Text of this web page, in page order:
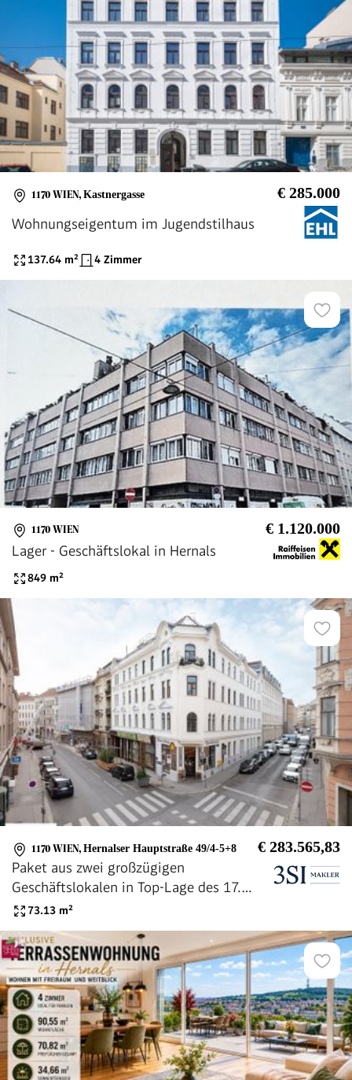
1170 WIEN, Kastnergasse € 285.000
Wohnungseigentum im Jugendstilhaus
137.64 m² 4 Zimmer
1170 WIEN € 1.120.000
Lager - Geschäftslokal in Hernals
849 m²
1170 WIEN, Hernalser Hauptstraße 49/4-5+8 € 283.565,83
Paket aus zwei großzügigen
Geschäftslokalen in Top-Lage des 17.
Bezirks zu verkaufen - befristet vermietet
73.13 m²